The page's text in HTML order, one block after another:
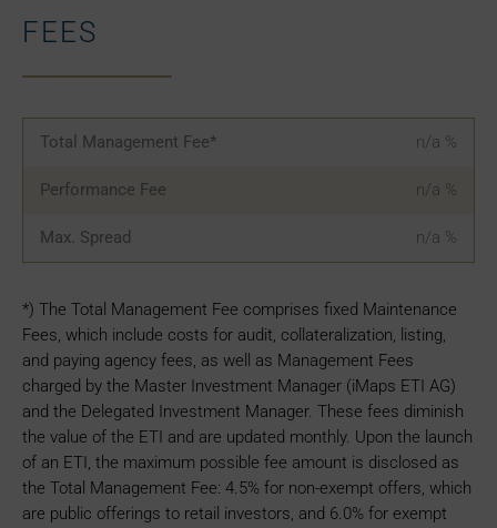
FEES
Total Management Fee* n/a %
Performance Fee n/a %
Max. Spread n/a %
*) The Total Management Fee comprises fixed Maintenance
Fees, which include costs for audit, collateralization, listing,
and paying agency fees, as well as Management Fees
charged by the Master Investment Manager (iMaps ETI AG)
and the Delegated Investment Manager. These fees diminish
the value of the ETI and are updated monthly. Upon the launch
of an ETI, the maximum possible fee amount is disclosed as
the Total Management Fee: 4.5% for non-exempt offers, which
are public offerings to retail investors, and 6.0% for exempt